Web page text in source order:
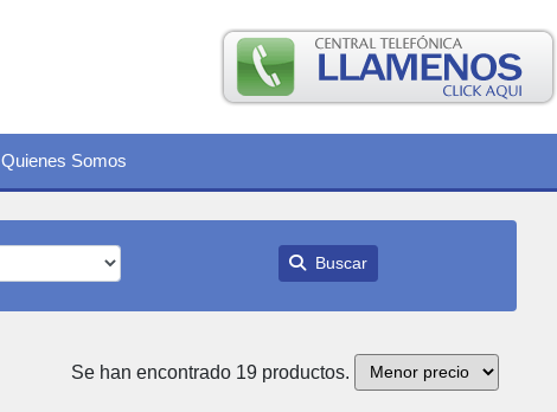
Quienes Somos
Buscar
Se han encontrado 19 productos.